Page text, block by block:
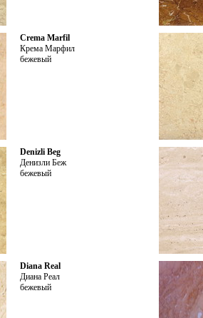
Crema Marfil
Крема Марфил
бежевый
Denizli Beg
Денизли Беж
бежевый
Diana Real
Диана Реал
бежевый